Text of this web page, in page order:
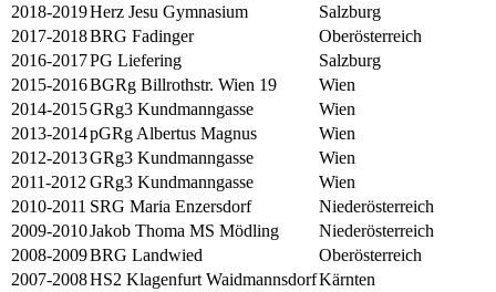
2018-2019Herz Jesu Gymnasium
Salzburg
2017-2018BRG Fadinger
Oberösterreich
2016-2017PG Liefering
Salzburg
2015-2016BGRg Billrothstr. Wien 19
Wien
2014-2015GRg3 Kundmanngasse
Wien
2013-2014pGRg Albertus Magnus
Wien
2012-2013GRg3 Kundmanngasse
Wien
2011-2012 GRg3 Kundmanngasse
Wien
2010-2011 SRG Maria Enzersdorf
Niederösterreich
2009-2010Jakob Thoma MS Mödling
Niederösterreich
2008-2009BRG Landwied
Oberösterreich
2007-2008HS2 Klagenfurt WaidmannsdorfKärnten